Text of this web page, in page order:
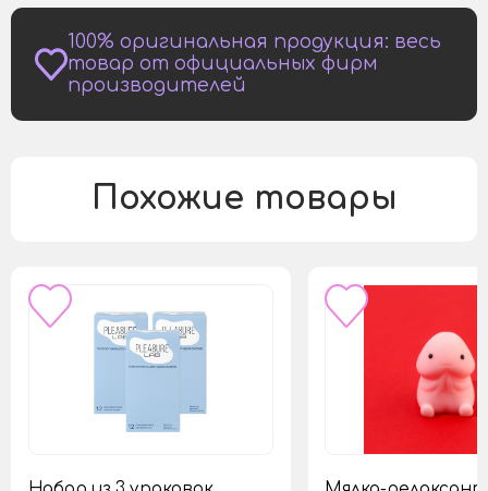
100% оригинальная продукция: весь
товар от официальных фирм
производителей
Похожие товары